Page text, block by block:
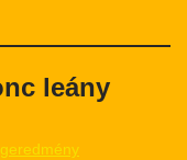
leány